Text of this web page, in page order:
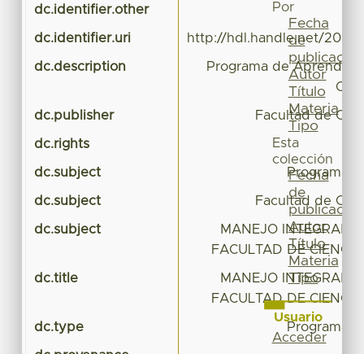
dc.identifier.other
dc.identifier.uri http://hdl.handle.net/
dc.description
Programa de
dc.publisher Facultad de
dc.rights
dc.subject Programa
dc.subject Facultad de
dc.subject
MANEJO
FACULTAD DE
dc.title
MANEJO
FACULTAD DE
dc.type Programa
Por
Fecha
de
publicación
Autor
Título
Materia
Tipo
Esta
colección
Fecha
de
publicación
Autor
Título
Materia
Tipo
Usuario
Acceder